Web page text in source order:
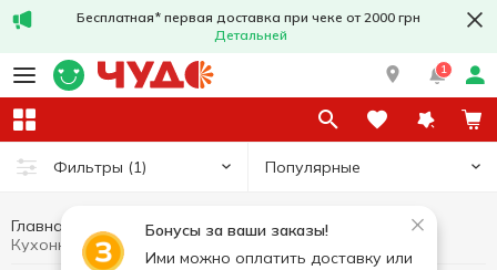
Бесплатная* первая доставка при чеке от 2000 грн
Детальней
1
Фильтры (1) Популярные
Бонусы за ваши заказы!
Ими можно оплатить доставку или
Главная